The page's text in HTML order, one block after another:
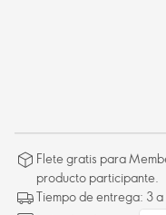
Flete gratis para
producto participante.
Tiempo de entrega: 3